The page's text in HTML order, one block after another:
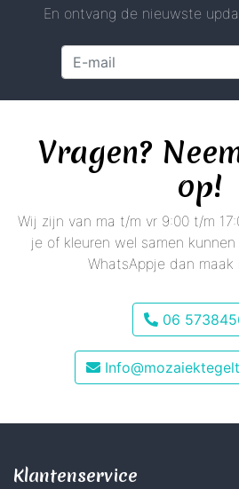
En ontvang de nieuwste
Vragen?
op!
Wij zijn van ma t/m vr 9:00 t/m
je of kleuren wel samen
WhatsAppje dan
06
Klantenservice